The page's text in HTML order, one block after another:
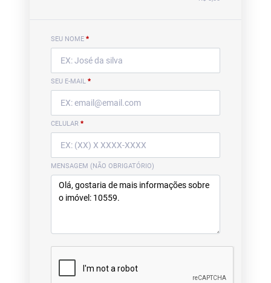
SEU NOME *
SEU E-MAIL *
CELULAR *
MENSAGEM (NÃO OBRIGATÓRIO)